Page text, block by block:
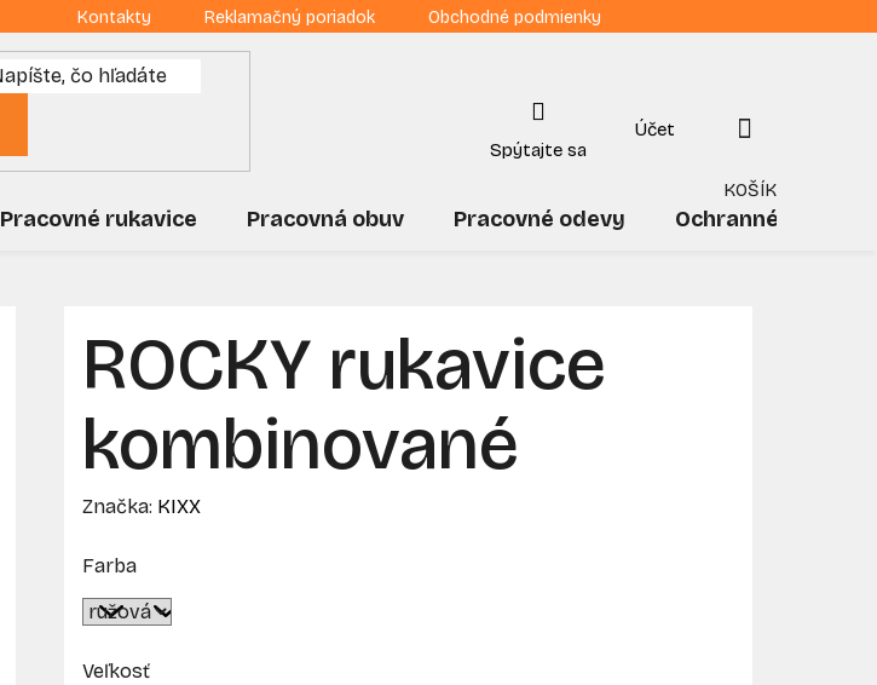
Kontakty Reklamačný poriadok Obchodné podmienky
NÁKUPNÝ
KOŠÍK
Pracovné rukavice Pracovná obuv Pracovné odevy Ochranné
ROCKY rukavice
kombinované
Značka: KIXX
Farba
Veľkosť